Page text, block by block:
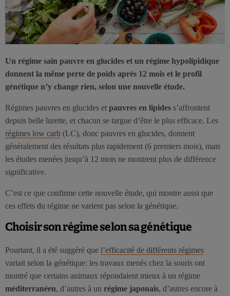
Un régime sain pauvre en glucides et un régime hypolipidique
donnent la même perte de poids après 12 mois et le profil
génétique n’y change rien, selon une nouvelle étude.
Régimes pauvres en glucides et pauvres en lipides s’affrontent
depuis belle lurette, et chacun se targue d’être le plus efficace. Les
régimes low carb (LC), donc pauvres en glucides, donnent
généralement des résultats plus rapidement (6 premiers mois), mais
les études menées jusqu’à 12 mois ne montrent plus de différence
significative.
C’est ce que confirme cette nouvelle étude, qui montre aussi que
ces effets du régime ne varient pas selon la génétique.
Choisir son régime selon sa génétique
Pourtant, il a été suggéré que l’efficacité de différents régimes
variait selon la génétique: les travaux menés chez la souris ont
montré que certains animaux répondaient mieux à un régime
méditerranéen, d’autres à un régime japonais, d’autres encore à